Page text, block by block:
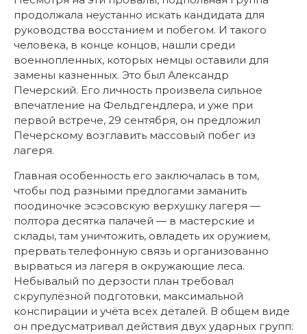
продолжала неустанно искать кандидата для
руководства восстанием и побегом. И такого
человека, в конце концов, нашли среди
военнопленных, которых немцы оставили для
замены казненных. Это был Александр
Печерский. Его личность произвела сильное
впечатление на Фельдгендлера, и уже при
первой встрече, 29 сентября, он предложил
Печерскому возглавить массовый побег из
лагеря.
Главная особенность его заключалась в том,
чтобы под разными предлогами заманить
поодиночке эсэсовскую верхушку лагеря —
полтора десятка палачей — в мастерские и
склады, там уничтожить, овладеть их оружием,
прервать телефонную связь и организованно
вырваться из лагеря в окружающие леса.
Небывалый по дерзости план требовал
скрупулёзной подготовки, максимальной
конспирации и учёта всех деталей. В общем виде
он предусматривал действия двух ударных групп: